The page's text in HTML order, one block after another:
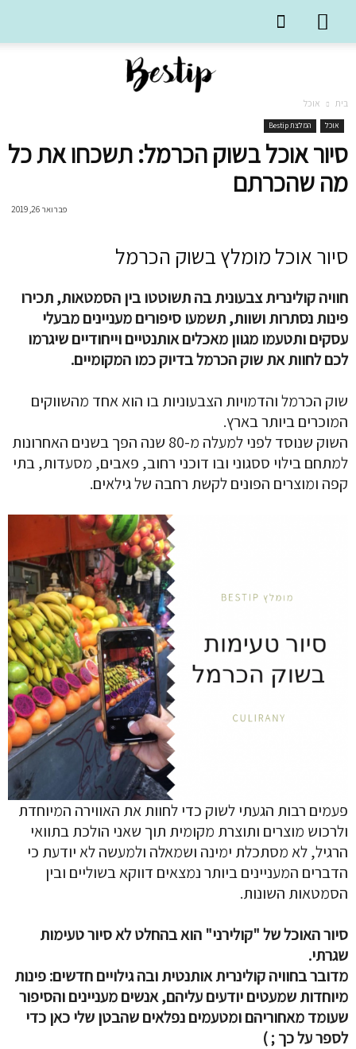
בית אוכל
אוכל המלצת Bestip
סיור אוכל בשוק הכרמל: תשכחו את כל
מה שהכרתם
פברואר 26, 2019
סיור אוכל מומלץ בשוק הכרמל
חוויה קולינרית צבעונית בה תשוטטו בין הסמטאות, תכירו
פינות נסתרות ושוות, תשמעו סיפורים מעניינים מבעלי
עסקים ותטעמו מגוון מאכלים אותנטיים וייחודיים שיגרמו
לכם לחוות את שוק הכרמל בדיוק כמו המקומיים.
שוק הכרמל והדמויות הצבעוניות בו הוא אחד מהשווקים
המוכרים ביותר בארץ.
השוק שנוסד לפני למעלה מ-80 שנה הפך בשנים האחרונות
למתחם בילוי ססגוני ובו דוכני רחוב, פאבים, מסעדות, בתי
קפה ומוצרים הפונים לקשת רחבה של גילאים.
פעמים רבות הגעתי לשוק כדי לחוות את האווירה המיוחדת
ולרכוש מוצרים ותוצרת מקומית תוך שאני הולכת בתוואי
הרגיל, לא מסתכלת ימינה ושמאלה ולמעשה לא יודעת כי
הדברים המעניינים ביותר נמצאים דווקא בשוליים ובין
הסמטאות השונות.
סיור האוכל של "קולירני" הוא בהחלט לא סיור טעימות
שגרתי.
מדובר בחוויה קולינרית אותנטית ובה גילויים חדשים: פינות
מיוחדות שמעטים יודעים עליהם, אנשים מעניינים והסיפור
שעומד מאחוריהם ומטעמים נפלאים שהבטן שלי כאן כדי
לספר על כך ; )